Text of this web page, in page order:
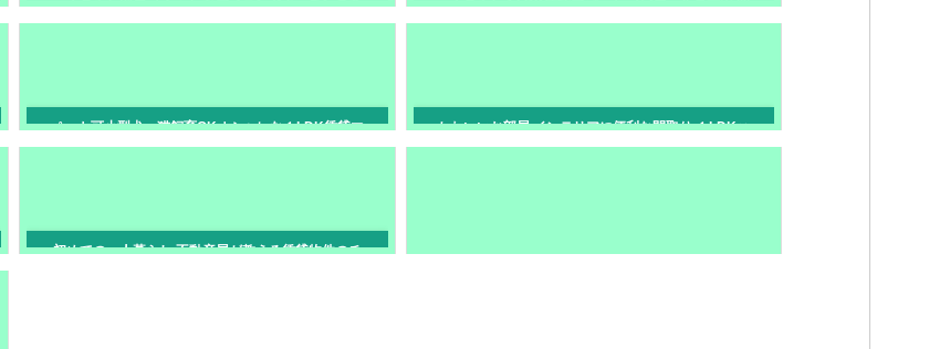
一人暮らし部屋 オシャレなアイランドキッチンのあ
る１LDK賃貸アパート 岡山市中区江並
一人暮らし１LDK賃貸アパート メゾフォルテ京山 岡
山市北区京山
ペット可小型犬・猫飼育OKオシャレな１LDK賃貸マ
ンション ハイロード岡山市北区北方
かわいいお部屋 インテリアに便利な間取り １LDKハ
ナミズキC 岡山市南区福田
初めての一人暮らし 不動産屋が教える賃貸物件のチ